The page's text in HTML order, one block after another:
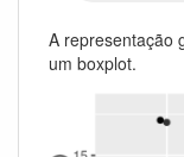
A representação
um boxplot.